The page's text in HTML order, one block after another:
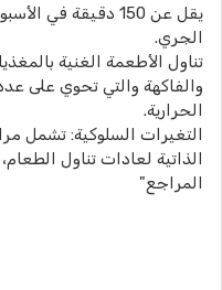
يقل عن 150 دقيقة
الجري.
تناول الأطعمة الغنية
والفاكهة والتي تحوي على
الحرارية.
التغيرات السلوكية: تشمل
الذاتية لعادات تناول
المراجع"